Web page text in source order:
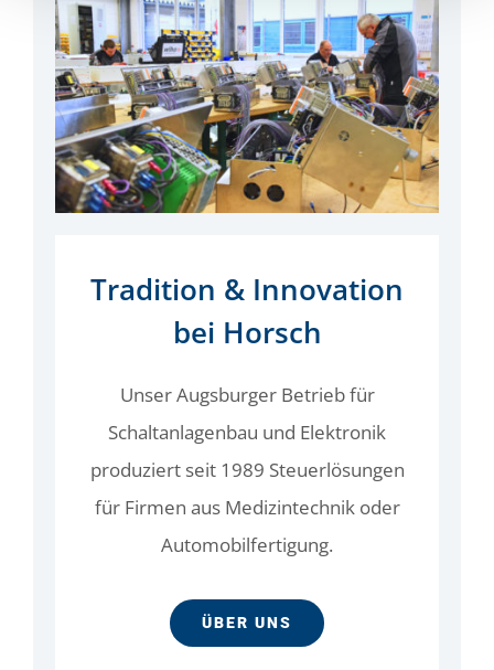
Tradition & Innovation
bei Horsch
Unser Augsburger Betrieb für
Schaltanlagenbau und Elektronik
produziert seit 1989 Steuerlösungen
für Firmen aus Medizintechnik oder
Automobilfertigung.
ÜBER UNS